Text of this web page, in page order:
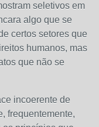
seletivos em
algo que se
certos setores que
humanos, mas
que não se
incoerente de
frequentemente,